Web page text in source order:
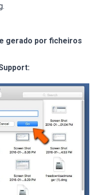
gerado por ficheiros